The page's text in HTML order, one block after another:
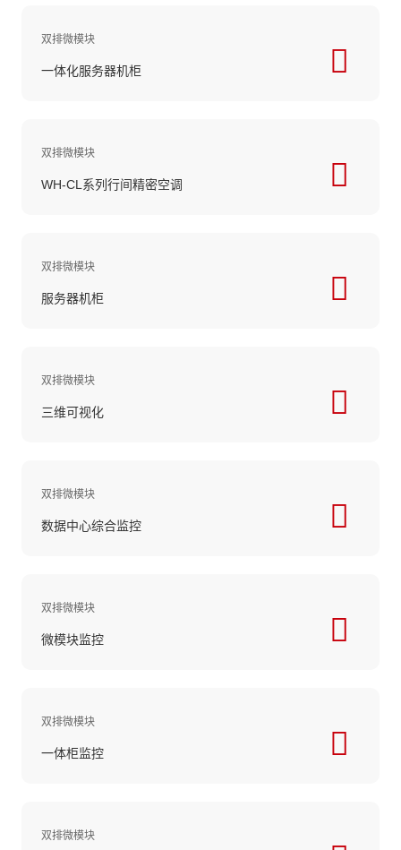
双排微模块
一体化服务器机柜
双排微模块
WH-CL系列行间精密空调
双排微模块
服务器机柜
双排微模块
三维可视化
双排微模块
数据中心综合监控
双排微模块
微模块监控
双排微模块
一体柜监控
双排微模块